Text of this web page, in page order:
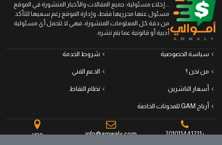
...إخلاء مسئولية: جميع المقالات والأخبار المنشورة في الموقع
مسئول عنها محرريها فقط، وإدارة الموقع رغم سعيها للتأكد
من دقة كل المعلومات المنشورة، فهي لا تتحمل أي مسئولية
أدبية أو قانونية عما يتم نشره.
سياسة الخصوصية شروط الخدمة
من نحن ؟ الدعم الفني
أسعار الناشرين نظام النقاط
أرباح GAM للمدونات الخاصة
+201011441211
info@amwaly.com
مصر